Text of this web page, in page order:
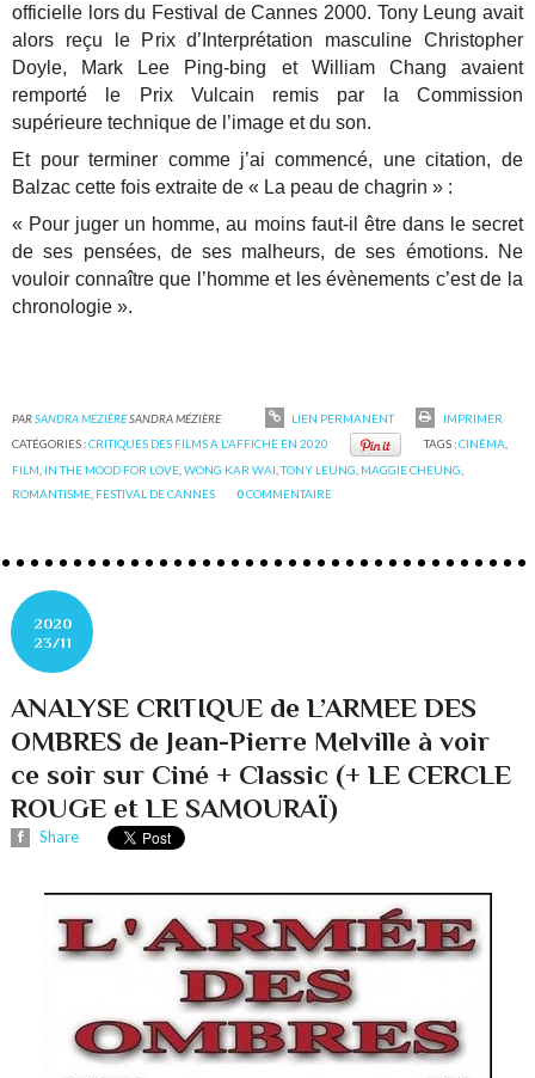
officielle lors du Festival de Cannes 2000. Tony Leung avait
alors reçu le Prix d’Interprétation masculine Christopher
Doyle, Mark Lee Ping-bing et William Chang avaient
remporté le Prix Vulcain remis par la Commission
supérieure technique de l’image et du son.
Et pour terminer comme j’ai commencé, une citation, de
Balzac cette fois extraite de « La peau de chagrin » :
« Pour juger un homme, au moins faut-il être dans le secret
de ses pensées, de ses malheurs, de ses émotions. Ne
vouloir connaître que l’homme et les évènements c’est de la
chronologie ».
PARSANDRA MÉZIÈRESANDRA MÉZIÈRE LIEN PERMANENT
IMPRIMER
CATÉGORIES :CRITIQUES DES FILMS A L'AFFICHE EN 2020 TAGS :CINÉMA
FILM IN THE MOOD FOR LOVE ,WONG KAR WAI ,TONY LEUNG MAGGIE CHEUNG
ROMANTISME FESTIVAL DE CANNES 0COMMENTAIRE
2020
23/11
ANALYSE CRITIQUE de L’ARMEE DES
OMBRES de Jean-Pierre Melville à voir
ce soir sur Ciné + Classic (+ LE CERCLE
ROUGE et LE SAMOURAÏ)
Share